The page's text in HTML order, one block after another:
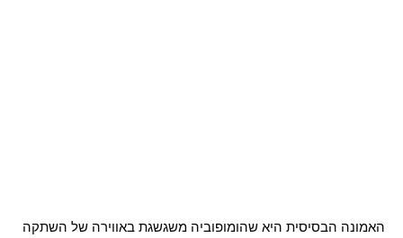
האמונה הבסיסית היא שהומופוביה משגשגת באווירה של השתקה